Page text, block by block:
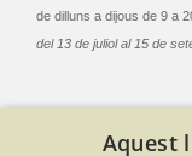
de dilluns a dijous de 9 a
del 13 de juliol al 15 de
Aquest